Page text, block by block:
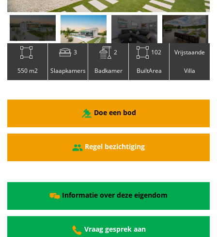
550 m2
3
Slaapkamers
2
Badkamer
102
BuiltArea
Vrijstaande
Villa
Doe een bod
Regel bezichtiging
Informatie over deze eigendom
Vraag gesprek aan